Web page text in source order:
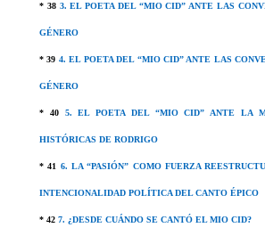
* 38 3. EL POETA DEL “MIO CID” ANTE LAS
GÉNERO
* 39 4. EL POETA DEL “MIO CID” ANTE LAS
GÉNERO
* 40 5. EL POETA DEL “MIO CID” ANTE LA
HISTÓRICAS DE RODRIGO
* 41 6. LA “PASIÓN” COMO FUERZA
INTENCIONALIDAD POLÍTICA DEL CANTO ÉPICO
* 42 7. ¿DESDE CUÁNDO SE CANTÓ EL MIO CID?